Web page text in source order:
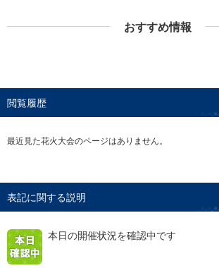
おすすめ情報
閲覧履歴
最近見た花火大会のページはありません。
表記に関する説明
本日の開催状況を確認中です